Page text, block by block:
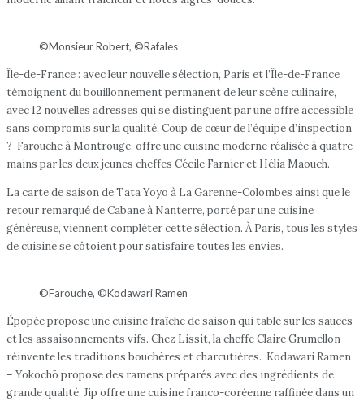
©Monsieur Robert, ©Rafales
Île-de-France : avec leur nouvelle sélection, Paris et l’Île-de-France
témoignent du bouillonnement permanent de leur scène culinaire,
avec 12 nouvelles adresses qui se distinguent par une offre accessible
sans compromis sur la qualité. Coup de cœur de l’équipe d’inspection
? Farouche à Montrouge, offre une cuisine moderne réalisée à quatre
mains par les deux jeunes cheffes Cécile Farnier et Hélia Maouch.
La carte de saison de Tata Yoyo à La Garenne-Colombes ainsi que le
retour remarqué de Cabane à Nanterre, porté par une cuisine
généreuse, viennent compléter cette sélection. À Paris, tous les styles
de cuisine se côtoient pour satisfaire toutes les envies.
©Farouche, ©Kodawari Ramen
Épopée propose une cuisine fraîche de saison qui table sur les sauces
et les assaisonnements vifs. Chez Lissit, la cheffe Claire Grumellon
réinvente les traditions bouchères et charcutières. Kodawari Ramen
– Yokochō propose des ramens préparés avec des ingrédients de
grande qualité. Jip offre une cuisine franco-coréenne raffinée dans un